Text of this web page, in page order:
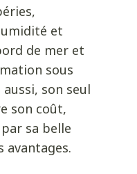
et
de mer et
sous
aussi, son seul
son coût,
sa belle
avantages.